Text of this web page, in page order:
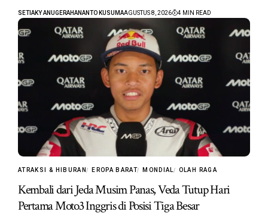
SETIAKY ANUGERAHANANTO KUSUMAAGUSTUS 8, 2026 4 MIN READ
ATRAKSI & HIBURAN EROPA BARAT MONDIAL OLAH RAGA
Kembali dari Jeda Musim Panas, Veda Tutup Hari
Pertama Moto3 Inggris di Posisi Tiga Besar